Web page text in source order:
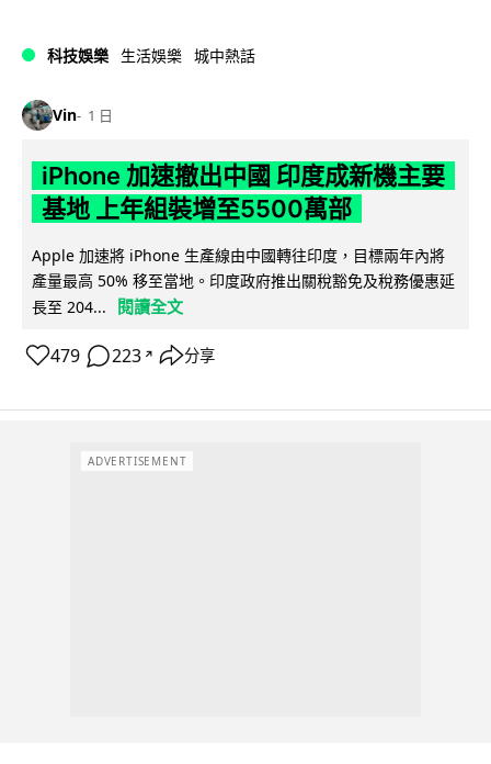
科技娛樂 生活娛樂 城中熱話
Vin 1 日
iPhone 加速撤出中國 印度成新機主要
基地 上年組裝增至5500萬部
Apple 加速將 iPhone 生產線由中國轉往印度，目標兩年內將
產量最高 50% 移至當地。印度政府推出關稅豁免及稅務優惠延
長至 204...
閱讀全文
479 223 ↗ 分享
ADVERTISEMENT